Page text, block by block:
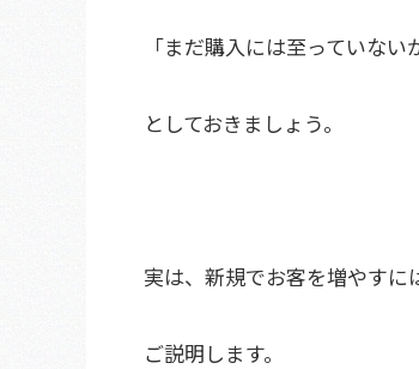
「まだ購入には至っていな
としておきましょう。
実は、新規でお客を増やすに
ご説明します。